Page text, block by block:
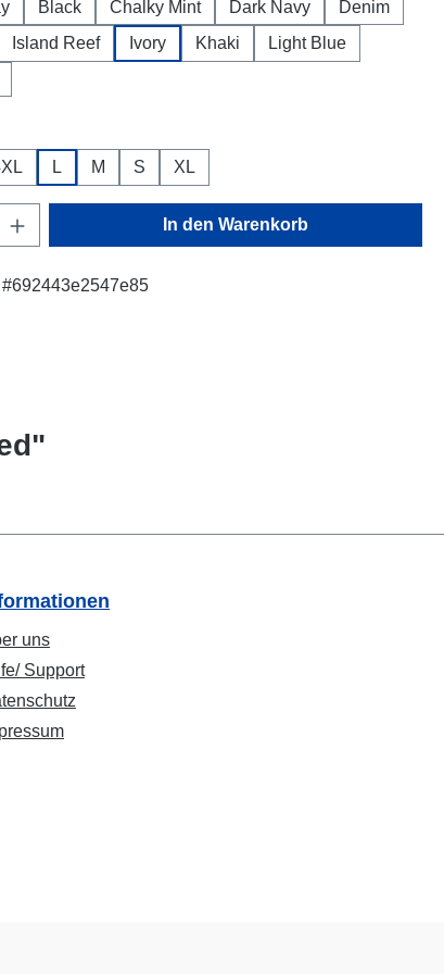
Black Chalky Mint Dark Navy
Denim
Island Reef Ivory Khaki
Light Blue
L M S XL
Gib den gewünschten Wert ein
In den Warenkorb
#692443e2547e85
uns
Support